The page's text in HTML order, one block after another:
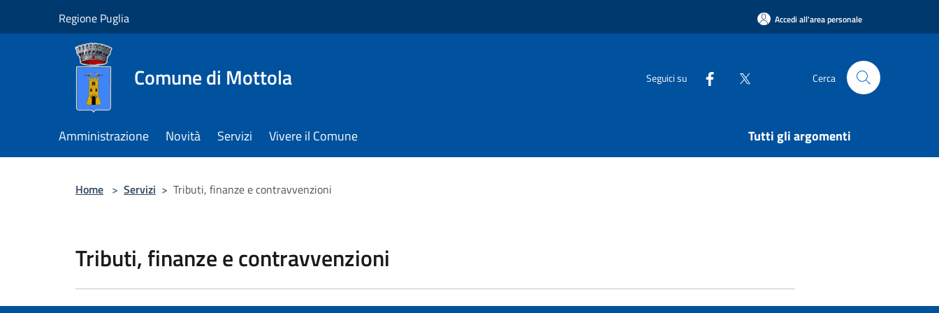
Regione Puglia Accedi all'area personale
Comune di Mottola Seguici su Cerca
Amministrazione Novità Servizi Vivere il Comune Tutti gli argomenti
Home > Servizi > Tributi, finanze e contravvenzioni
Tributi, finanze e contravvenzioni